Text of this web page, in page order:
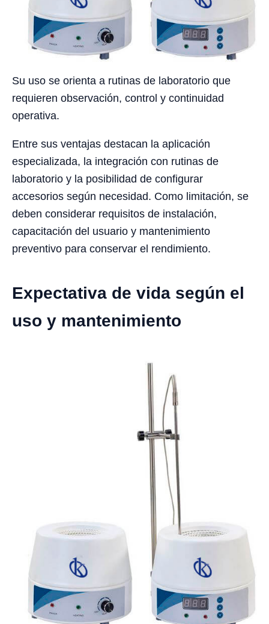
Su uso se orienta a rutinas de laboratorio que
requieren observación, control y continuidad
operativa.
Entre sus ventajas destacan la aplicación
especializada, la integración con rutinas de
laboratorio y la posibilidad de configurar
accesorios según necesidad. Como limitación, se
deben considerar requisitos de instalación,
capacitación del usuario y mantenimiento
preventivo para conservar el rendimiento.
Expectativa de vida según el
uso y mantenimiento